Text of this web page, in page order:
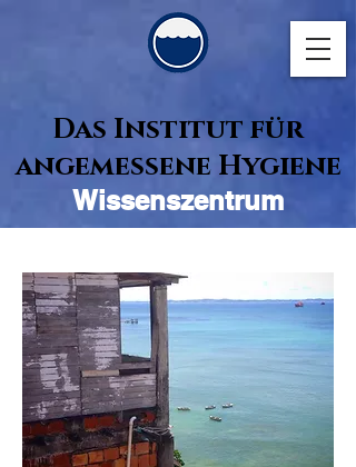
Das Institut für
angemessene Hygiene
Wissenszentrum